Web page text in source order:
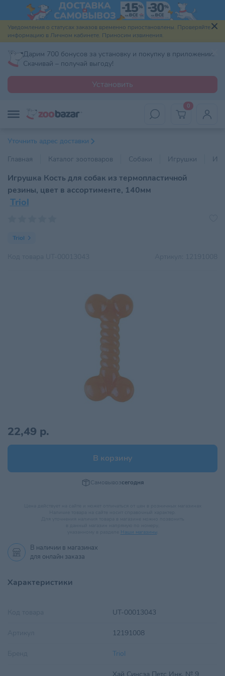
Уведомления о статусах заказов временно приостановлены. Проверяйте
информацию в Личном кабинете. Приносим извинения.
Дарим 700 бонусов за установку и покупку в приложении.
Скачивай – получай выгоду!
Установить
0
Уточнить адрес доставки
Главная
Каталог зоотоваров Собаки Игрушки
Игрушка Кость для собак из термопластичной
резины, цвет в ассортименте, 140мм
Triol
Triol
22,49 р.
В корзину
Самовывозсегодня
Наши магазины.
В наличии в магазинах
для онлайн заказа
Характеристики
UT-00013043
12191008
Triol